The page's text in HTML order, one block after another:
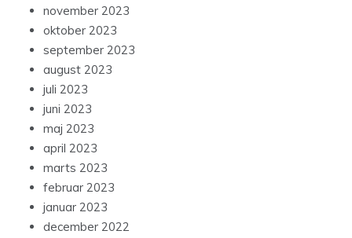
november 2023
oktober 2023
september 2023
august 2023
juli 2023
juni 2023
maj 2023
april 2023
marts 2023
februar 2023
januar 2023
december 2022